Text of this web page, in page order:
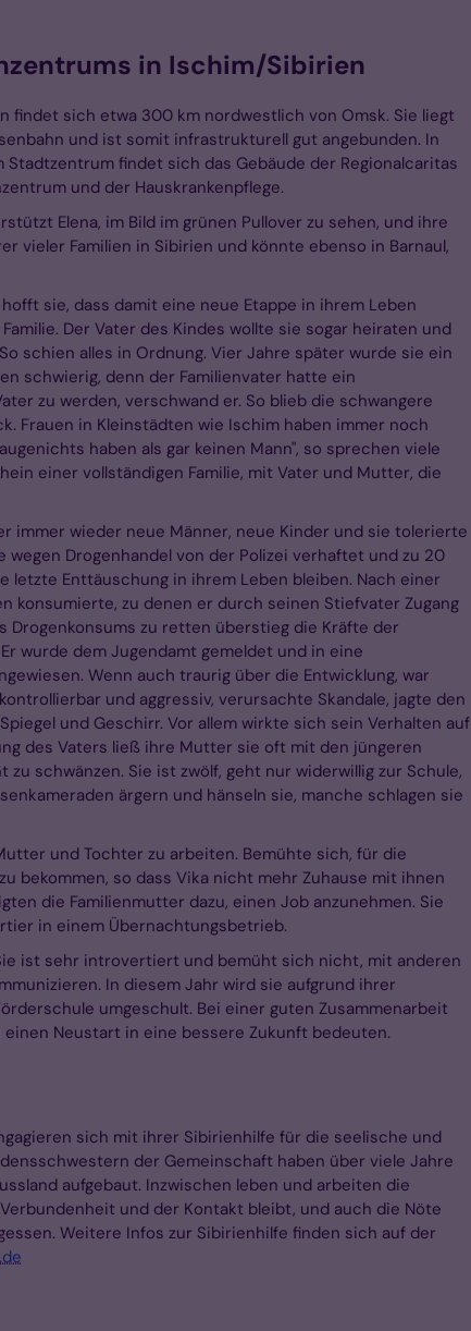
in Ischim/Sibirien
findet sich etwa 300 km nordwestlich von Omsk. Sie liegt
und ist somit infrastrukturell gut angebunden. In
Stadtzentrum findet sich das Gebäude der Regionalcaritas
und der Hauskrankenpflege.
Elena, im Bild im grünen Pullover zu sehen, und ihre
vieler Familien in Sibirien und könnte ebenso in Barnaul,
sie, dass damit eine neue Etappe in ihrem Leben
Der Vater des Kindes wollte sie sogar heiraten und
schien alles in Ordnung. Vier Jahre später wurde sie ein
schwierig, denn der Familienvater hatte ein
zu werden, verschwand er. So blieb die schwangere
Frauen in Kleinstädten wie Ischim haben immer noch
haben als gar keinen Mann", so sprechen viele
einer vollständigen Familie, mit Vater und Mutter, die
immer wieder neue Männer, neue Kinder und sie tolerierte
Drogenhandel von der Polizei verhaftet und zu 20
Enttäuschung in ihrem Leben bleiben. Nach einer
konsumierte, zu denen er durch seinen Stiefvater Zugang
Drogenkonsums zu retten überstieg die Kräfte der
wurde dem Jugendamt gemeldet und in eine
Wenn auch traurig über die Entwicklung, war
und aggressiv, verursachte Skandale, jagte den
und Geschirr. Vor allem wirkte sich sein Verhalten auf
des Vaters ließ ihre Mutter sie oft mit den jüngeren
schwänzen. Sie ist zwölf, geht nur widerwillig zur Schule,
ärgern und hänseln sie, manche schlagen sie
und Tochter zu arbeiten. Bemühte sich, für die
bekommen, so dass Vika nicht mehr Zuhause mit ihnen
die Familienmutter dazu, einen Job anzunehmen. Sie
in einem Übernachtungsbetrieb.
ist sehr introvertiert und bemüht sich nicht, mit anderen
In diesem Jahr wird sie aufgrund ihrer
umgeschult. Bei einer guten Zusammenarbeit
Neustart in eine bessere Zukunft bedeuten.
sich mit ihrer Sibirienhilfe für die seelische und
der Gemeinschaft haben über viele Jahre
aufgebaut. Inzwischen leben und arbeiten die
und der Kontakt bleibt, und auch die Nöte
Weitere Infos zur Sibirienhilfe finden sich auf der